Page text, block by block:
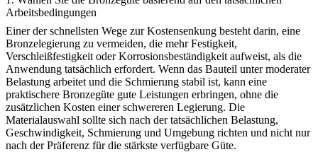
Arbeitsbedingungen
Einer der schnellsten Wege zur Kostensenkung besteht darin, eine
Bronzelegierung zu vermeiden, die mehr Festigkeit,
Verschleißfestigkeit oder Korrosionsbeständigkeit aufweist, als die
Anwendung tatsächlich erfordert. Wenn das Bauteil unter moderater
Belastung arbeitet und die Schmierung stabil ist, kann eine
praktischere Bronzegüte gute Leistungen erbringen, ohne die
zusätzlichen Kosten einer schwereren Legierung. Die
Materialauswahl sollte sich nach der tatsächlichen Belastung,
Geschwindigkeit, Schmierung und Umgebung richten und nicht nur
nach der Präferenz für die stärkste verfügbare Güte.